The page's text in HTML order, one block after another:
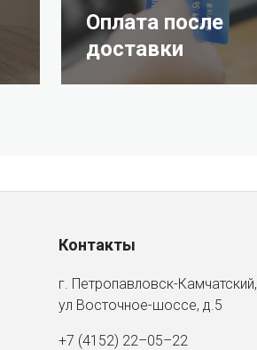
Оплата после
доставки
Контакты
г. Петропавловск-Камчатский,
ул Восточное-шоссе, д.5
+7 (4152) 22–05–22